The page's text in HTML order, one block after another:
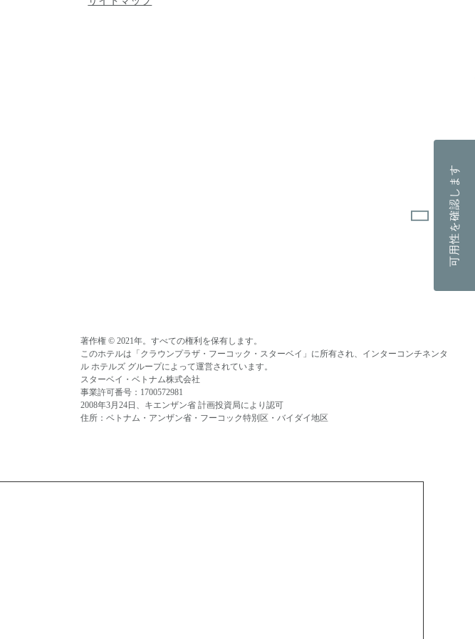
著作権 © 2021年。すべての権利を保有します。
このホテルは「クラウンプラザ・フーコック・スターベイ」に所有され、インターコンチネンタ
ル ホテルズ グループによって運営されています。
スターベイ・ベトナム株式会社
事業許可番号：1700572981
2008年3月24日、キエンザン省 計画投資局により認可
住所：ベトナム・アンザン省・フーコック特別区・バイダイ地区
可用性を確認します